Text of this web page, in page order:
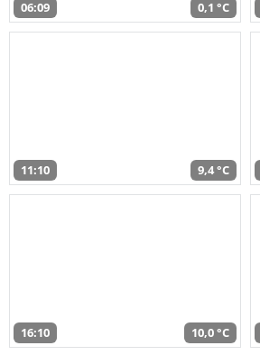
06:09 0,1 °C
11:10 9,4 °C
16:10 10,0 °C